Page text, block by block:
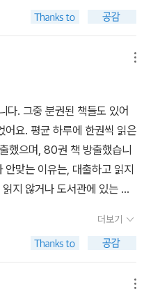
다. 그중 분권된 책들도 있어
요. 평균 하루에 한권씩 읽은
했으며, 80권 책 방출했습니
맞는 이유는, 대출하고 읽지
지 않거나 도서관에 있는 책
로맨스) 그중 판타지 소설을
인것을 보면 엄청 편식했습니
학이 많았어요. 그중 한국책
는데, 일반소설은 6권밖에
더보기